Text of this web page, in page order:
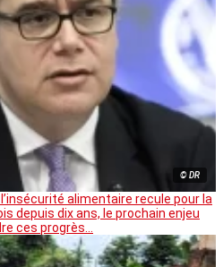
© DR
alimentaire recule pour la
depuis dix ans, le prochain enjeu
ces progrès…